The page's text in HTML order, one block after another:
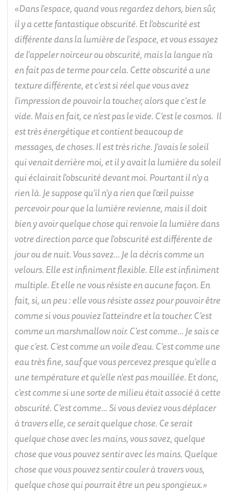
Dans l'espace, quand vous regardez dehors, bien sûr,
il y a cette fantastique obscurité. Et l'obscurité est
différente dans la lumière de l’espace, et vous essayez
de l’appeler noirceur ou obscurité, mais la langue n'a
en fait pas de terme pour cela. Cette obscurité a une
texture différente, et c'est si réel que vous avez
l'impression de pouvoir la toucher, alors que c’est le
vide. Mais en fait, ce n'est pas le vide. C'est le cosmos. Il
est très énergétique et contient beaucoup de
messages, de choses. Il est très riche. J'avais le soleil
qui venait derrière moi, et il y avait la lumière du soleil
qui éclairait l'obscurité devant moi. Pourtant il n'y a
rien là. Je suppose qu'il n'y a rien que l'œil puisse
percevoir pour que la lumière revienne, mais il doit
bien y avoir quelque chose qui renvoie la lumière dans
votre direction parce que l'obscurité est différente de
jour ou de nuit. Vous savez... Je la décris comme un
velours. Elle est infiniment flexible. Elle est infiniment
multiple. Et elle ne vous résiste en aucune façon. En
fait, si, un peu : elle vous résiste assez pour pouvoir être
comme si vous pouviez l'atteindre et la toucher. C'est
comme un marshmallow noir. C'est comme... Je sais ce
que c'est. C'est comme un voile d'eau. C'est comme une
eau très fine, sauf que vous percevez presque qu'elle a
une température et qu'elle n'est pas mouillée. Et donc,
c'est comme si une sorte de milieu était associé à cette
obscurité. C'est comme… Si vous deviez vous déplacer
à travers elle, ce serait quelque chose. Ce serait
quelque chose avec les mains, vous savez, quelque
chose que vous pouvez sentir avec les mains. Quelque
chose que vous pouvez sentir couler à travers vous,
quelque chose qui pourrait être un peu spongieux.